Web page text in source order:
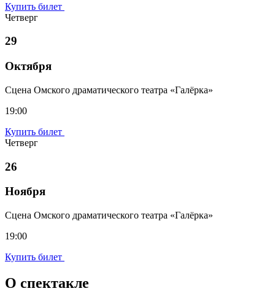
Купить билет
Четверг
29
Октября
Сцена Омского драматического театра «Галёрка»
19:00
Купить билет
Четверг
26
Ноября
Сцена Омского драматического театра «Галёрка»
19:00
Купить билет
О спектакле